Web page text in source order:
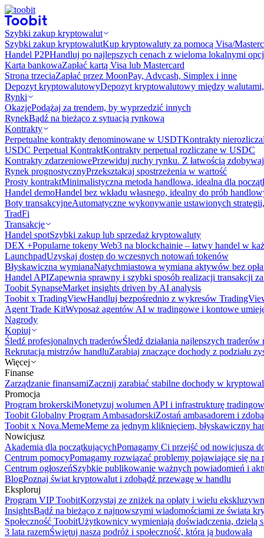
Szybki zakup kryptowalut
Szybki zakup kryptowalutKup kryptowaluty za pomocą Visa/
Handel P2PHandluj po najlepszych cenach z wieloma lokalnymi
Karta bankowaZapłać kartą Visa lub Mastercard
Strona trzeciaZapłać przez MoonPay, Advcash, Simplex i inne
Depozyt kryptowalutowyDepozyt kryptowalutowy między
Rynki
OkazjePodążaj za trendem, by wyprzedzić innych
RynekBądź na bieżąco z sytuacją rynkową
Kontrakty
Perpetualne kontrakty denominowane w USDTKontrakty
USDC Perpetual KontraktKontrakty perpetual rozliczane w USDC
Kontrakty zdarzeniowePrzewiduj ruchy rynku. Z łatwością
Rynek prognostyczny​​Przekształcaj spostrzeżenia w wartość
Prosty kontraktMinimalistyczna metoda handlowa, idealna dla
Handel demoHandel bez wkładu własnego, idealny do prób
Boty transakcyjneAutomatyczne wykonywanie ustawionych
TradFi
Transakcje
Handel spotSzybki zakup lub sprzedaż kryptowaluty
DEX +Popularne tokeny Web3 na blockchainie – łatwy handel w
LaunchpadUzyskaj dostęp do wczesnych notowań tokenów
Błyskawiczna wymianaNatychmiastowa wymiana aktywów bez
Handel APIZapewnia sprawny i szybki sposób realizacji transakcji
Toobit SynapseMarket insights driven by AI analysis
Toobit x TradingViewHandluj bezpośrednio z wykresów
Agent Trade KitWyposaż agentów AI w tradingowe i kontowe
Nagrody
Kopiuj
Śledź profesjonalnych traderówŚledź działania najlepszych traderów
Rekrutacja mistrzów handluZarabiaj znaczące dochody z podziału
Więcej
Finanse
Zarządzanie finansamiZacznij zarabiać stabilne dochody w
Promocja
Program brokerskiMonetyzuj wolumen API i infrastrukturę
Toobit Globalny Program AmbasadorskiZostań ambasadorem i
Toobit x Nova.MemeMeme za jednym kliknięciem, błyskawiczny
Nowicjusz
Akademia dla początkującychPomagamy Ci przejść od nowicjusza
Centrum pomocyPomagamy rozwiązać problemy pojawiające się na
Centrum ogłoszeńSzybkie publikowanie ważnych powiadomień i
BlogPoznaj świat kryptowalut i zdobądź przewagę w handlu
Eksploruj
Program VIP ToobitKorzystaj ze zniżek na opłaty i wielu
InsightsBądź na bieżąco z najnowszymi wiadomościami ze świata
Społeczność ToobitUżytkownicy wymieniają doświadczenia, dzielą
3 lata razemŚwiętuj naszą podróż i społeczność, która ją budowała